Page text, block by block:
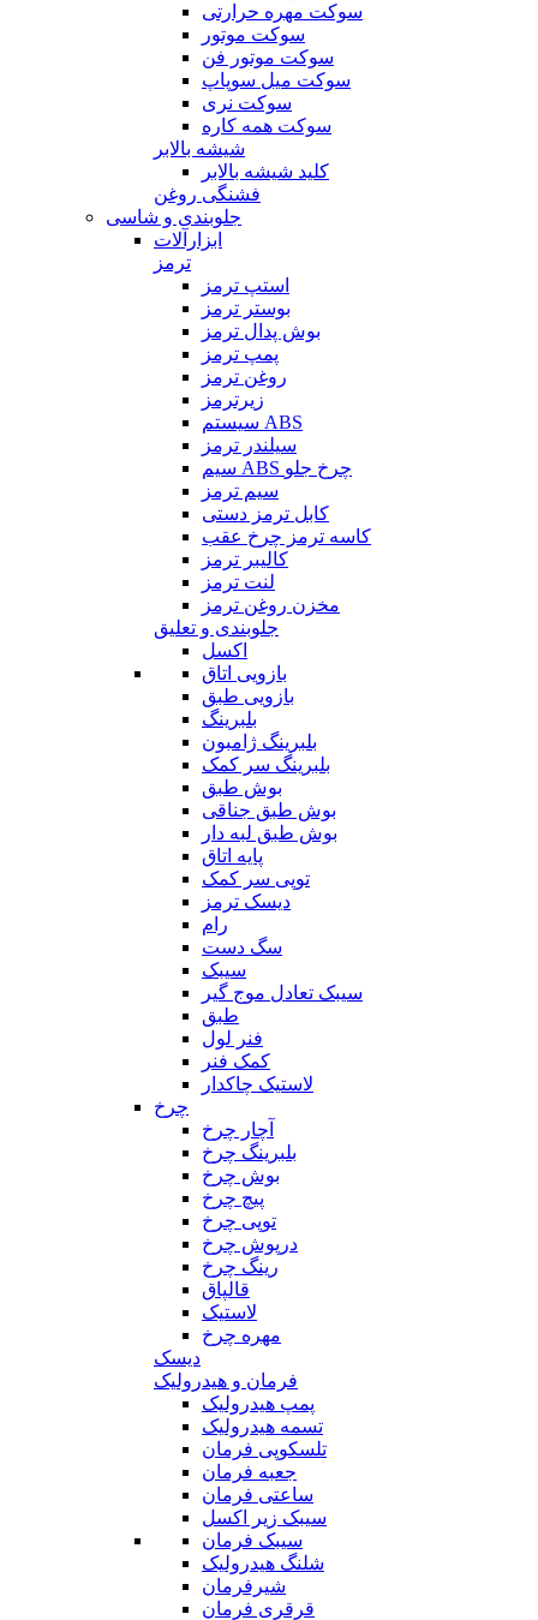
سوکت مهره حرارتی
سوکت موتور
سوکت موتور فن
سوکت میل سوپاپ
سوکت نری
سوکت همه کاره
شیشه بالابر
کلید شیشه بالابر
فشنگی روغن
جلوبندی و شاسی
ابزارآلات
ترمز
استپ ترمز
بوستر ترمز
بوش پدال ترمز
پمپ ترمز
روغن ترمز
زیرترمز
سیستم ABS
سیلندر ترمز
سیم ABS چرخ جلو
سیم ترمز
کابل ترمز دستی
کاسه ترمز چرخ عقب
کالیبر ترمز
لنت ترمز
مخزن روغن ترمز
جلوبندی و تعلیق
اکسل
بازویی اتاق
بازویی طبق
بلبرینگ
بلبرینگ ژامبون
بلبرینگ سر کمک
بوش طبق
بوش طبق جناقی
بوش طبق لبه دار
پایه اتاق
توپی سر کمک
دیسک ترمز
رام
سگ دست
سیبک
سیبک تعادل موج گیر
طبق
فنر لول
کمک فنر
لاستیک چاکدار
چرخ
آچار چرخ
بلبرینگ چرخ
بوش چرخ
پیچ چرخ
توپی چرخ
درپوش چرخ
رینگ چرخ
قالپاق
لاستیک
مهره چرخ
دیسک
فرمان و هیدرولیک
پمپ هیدرولیک
تسمه هیدرولیک
تلسکوپی فرمان
جعبه فرمان
ساعتی فرمان
سیبک زیر اکسل
سیبک فرمان
شلنگ هیدرولیک
شیرفرمان
قرقری فرمان